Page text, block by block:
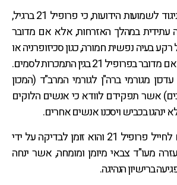
עוד חשוב להבהיר, בניגוד לשמועות הידועות, כי פרופיל 21 ברגיל,
עתידית במהלך האזרחות, אלא אם מדובר
חמור, על רקע בעיה נפשית חמורה, כגון סכיזופרניה או
פסיכוזה כלשהיא, או אם מדובר בפרופיל 21 בגין התמכרות לסמים.
מגורמי ברה"ן לגורמי המרב"ד (המכון
אשר תפקידם לוודא כי אנשים הלוקים
בכביש ויסכנו אנשים אחרים.
גם במקרה בו הותאם לחייל פרופיל 21 והוא זומן לבדיקה על ידי
מעו"ד צבאי מיומן ומומחה, אשר ינחה
ברישיון הנהיגה.